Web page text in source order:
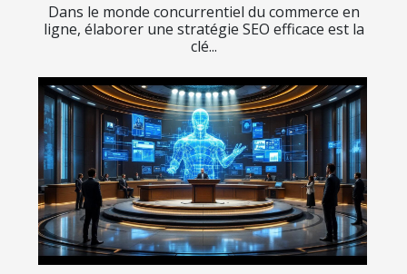
Dans le monde concurrentiel du commerce en
ligne, élaborer une stratégie SEO efficace est la
clé...